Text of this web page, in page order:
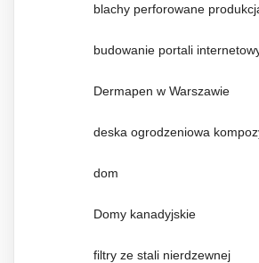
blachy perforowane
budowanie portali
Dermapen w Warszawie
deska ogrodzeniowa
dom
Domy kanadyjskie
filtry ze stali nierdzewnej